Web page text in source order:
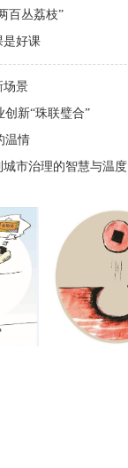
百丛荔枝”
是好课
场景
新“珠联璧合”
温情
城市治理的智慧与温度